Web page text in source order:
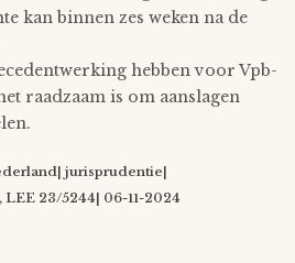
kan binnen zes weken na de
hebben voor Vpb-
raadzaam is om aanslagen
jurisprudentie|
23/5244| 06-11-2024